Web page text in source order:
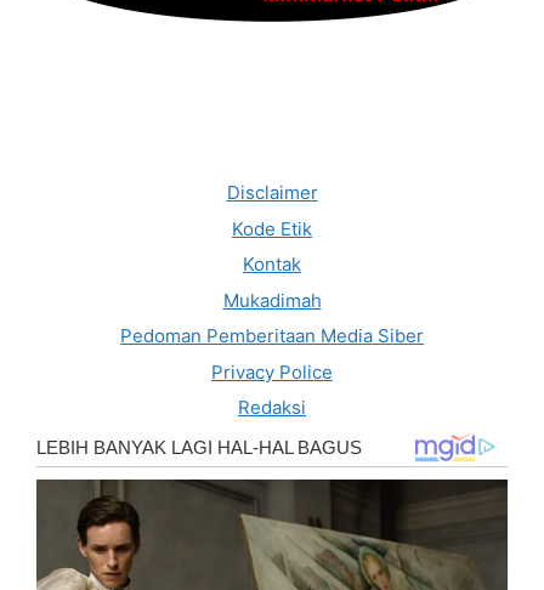
Disclaimer
Kode Etik
Kontak
Mukadimah
Pedoman Pemberitaan Media Siber
Privacy Police
Redaksi